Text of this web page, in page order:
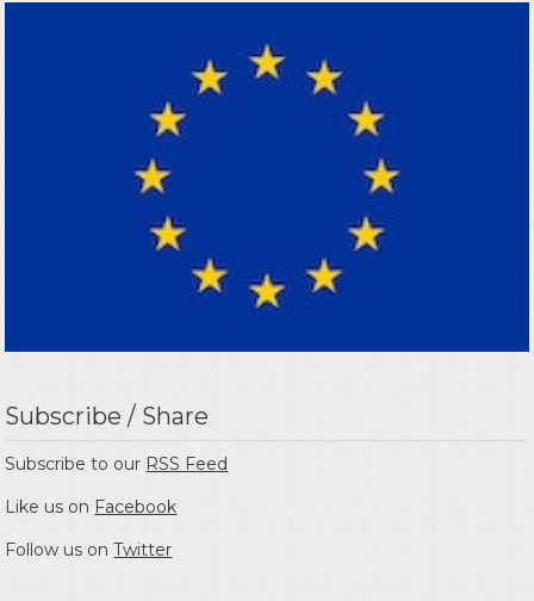
Subscribe / Share
Subscribe to our RSS Feed
Like us on Facebook
Follow us onTwitter